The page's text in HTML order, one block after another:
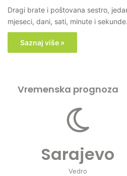
Dragi brate i poštovana sestro,
mjeseci, dani, sati, minute i
Saznaj više »
Vremenska prognoza
Sarajevo
Vedro